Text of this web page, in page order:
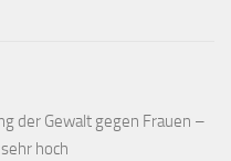
der Gewalt gegen Frauen –
hoch